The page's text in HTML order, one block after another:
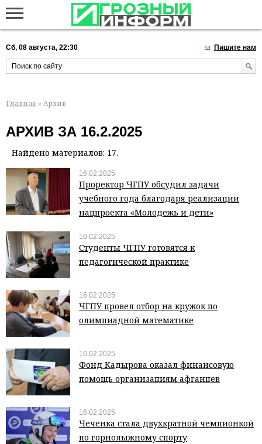
Сб, 08 августа, 22:30 Пишите нам
Главная » Архив
АРХИВ ЗА 16.2.2025
Найдено материалов: 17.
16.02.2025
Проректор ЧГПУ обсудил задачи
учебного года благодаря реализации
нацпроекта «Молодежь и дети»
16.02.2025
Студенты ЧГПУ готовятся к
педагогической практике
16.02.2025
ЧГПУ провел отбор на кружок по
олимпиадной математике
16.02.2025
Фонд Кадырова оказал финансовую
помощь организациям афганцев
16.02.2025
Чеченка стала двухкратной чемпионкой
по горнолыжному спорту